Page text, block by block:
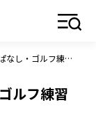
横浜市鶴見区の打ちっぱなし・ゴルフ練習場2選｜安い・打ち放題など
ルフ練習